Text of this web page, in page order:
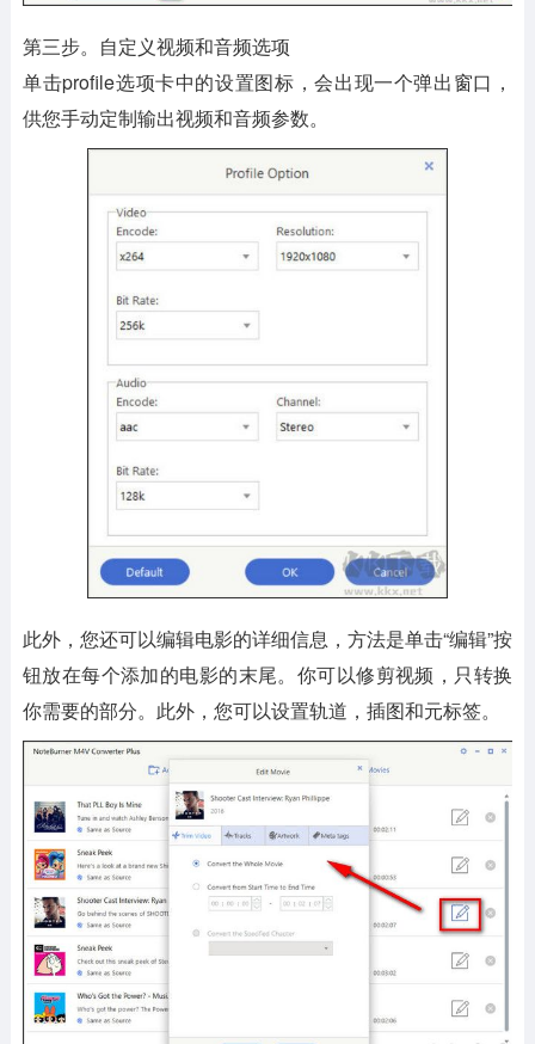
第三步。自定义视频和音频选项
单击profile选项卡中的设置图标，会出现一个弹出窗口，
供您手动定制输出视频和音频参数。
此外，您还可以编辑电影的详细信息，方法是单击“编辑”按
钮放在每个添加的电影的末尾。你可以修剪视频，只转换
你需要的部分。此外，您可以设置轨道，插图和元标签。